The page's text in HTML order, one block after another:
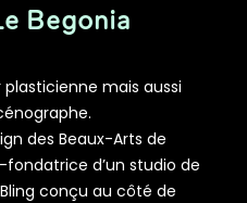
Begonia
mais aussi
des Beaux-Arts de
fondatrice d’un studio de
conçu au côté de